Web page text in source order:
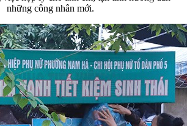
những công nhân mới.